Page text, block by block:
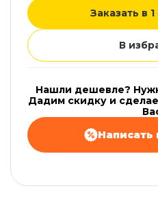
Заказать в 1
В
Нашли дешевле?
Дадим скидку и